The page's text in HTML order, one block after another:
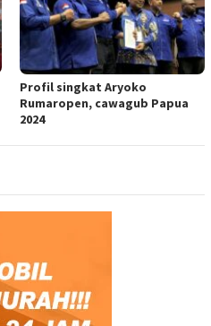
Profil singkat Aryoko
Rumaropen, cawagub Papua
2024